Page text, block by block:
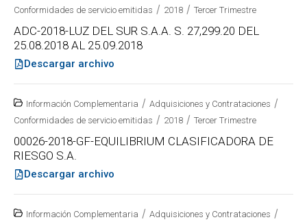
Conformidades de servicio emitidas / 2018 / Tercer Trimestre
ADC-2018-LUZ DEL SUR S.A.A. S. 27,299.20 DEL
25.08.2018 AL 25.09.2018
Descargar archivo
Información Complementaria / Adquisiciones y Contrataciones /
Conformidades de servicio emitidas / 2018 / Tercer Trimestre
00026-2018-GF-EQUILIBRIUM CLASIFICADORA DE
RIESGO S.A.
Descargar archivo
Información Complementaria / Adquisiciones y Contrataciones /